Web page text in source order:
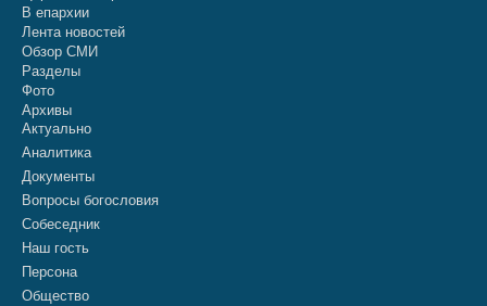
В епархии
Лента новостей
Обзор СМИ
Разделы
Фото
Архивы
Актуально
Аналитика
Документы
Вопросы богословия
Собеседник
Наш гость
Персона
Общество